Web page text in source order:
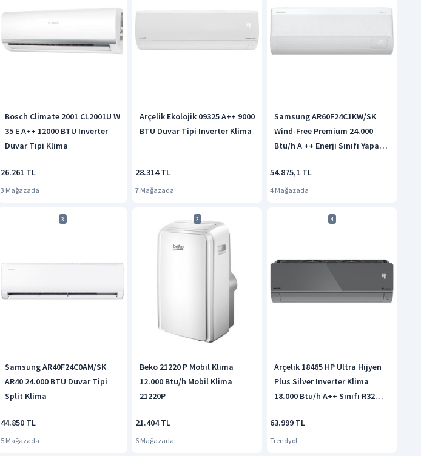
Bosch Climate 2001 CL2001U W
35 E A++ 12000 BTU Inverter
Duvar Tipi Klima
26.261 TL
3 Mağazada
Arçelik Ekolojik 09325 A++ 9000
BTU Duvar Tipi Inverter Klima
28.314 TL
7 Mağazada
Samsung AR60F24C1KW/SK
Wind-Free Premium 24.000
Btu/h A ++ Enerji Sınıfı Yapay
54.875,1 TL
4 Mağazada
3
Samsung AR40F24C0AM/SK
AR40 24.000 BTU Duvar Tipi
Split Klima
44.850 TL
5 Mağazada
3
Beko 21220 P Mobil Klima
12.000 Btu/h Mobil Klima
21220P
21.404 TL
6 Mağazada
4
Arçelik 18465 HP Ultra Hijyen
Plus Silver Inverter Klima
18.000 Btu/h A++ Sınıfı R32
63.999 TL
Trendyol